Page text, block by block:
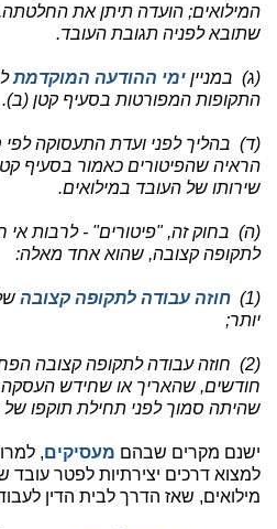
המילואים; הועדה תיתן את
שתובא לפניה תגובת העובד.
(ג) במניין ימי ההודעה המוקדמת
התקופות המפורטות בסעיף קטן (ב).
הראיה שהפיטורים כאמור בסעיף
שירותו של העובד במילואים.
(ה) בחוק זה, "פיטורים" - לרבות אי
לתקופה קצובה, שהוא אחד מאלה:
(1) חוזה עבודה לתקופה קצובה
יותר;
(2) חוזה עבודה לתקופה קצובה
חודשים, שהאריך או שחידש
שהיתה סמוך לפני תחילת תוקפו של
ישנם מקרים שבהם מעסיקים,
למצוא דרכים יצירתיות לפטר עובד
מילואים, שאז הדרך לבית הדין